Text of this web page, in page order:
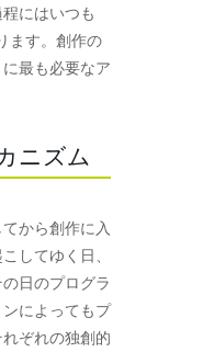
にはいつも
ます。創作の
最も必要なア
ニズム
から創作に入
してゆく日、
日のプログラ
によってもプ
ぞれの独創的